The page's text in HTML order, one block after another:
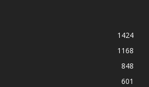
1424
1168
848
601